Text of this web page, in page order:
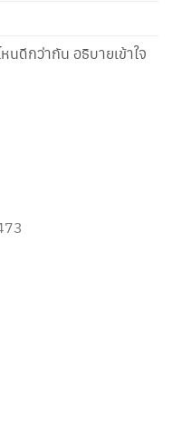
นดีกว่ากัน อธิบายเข้าใจ